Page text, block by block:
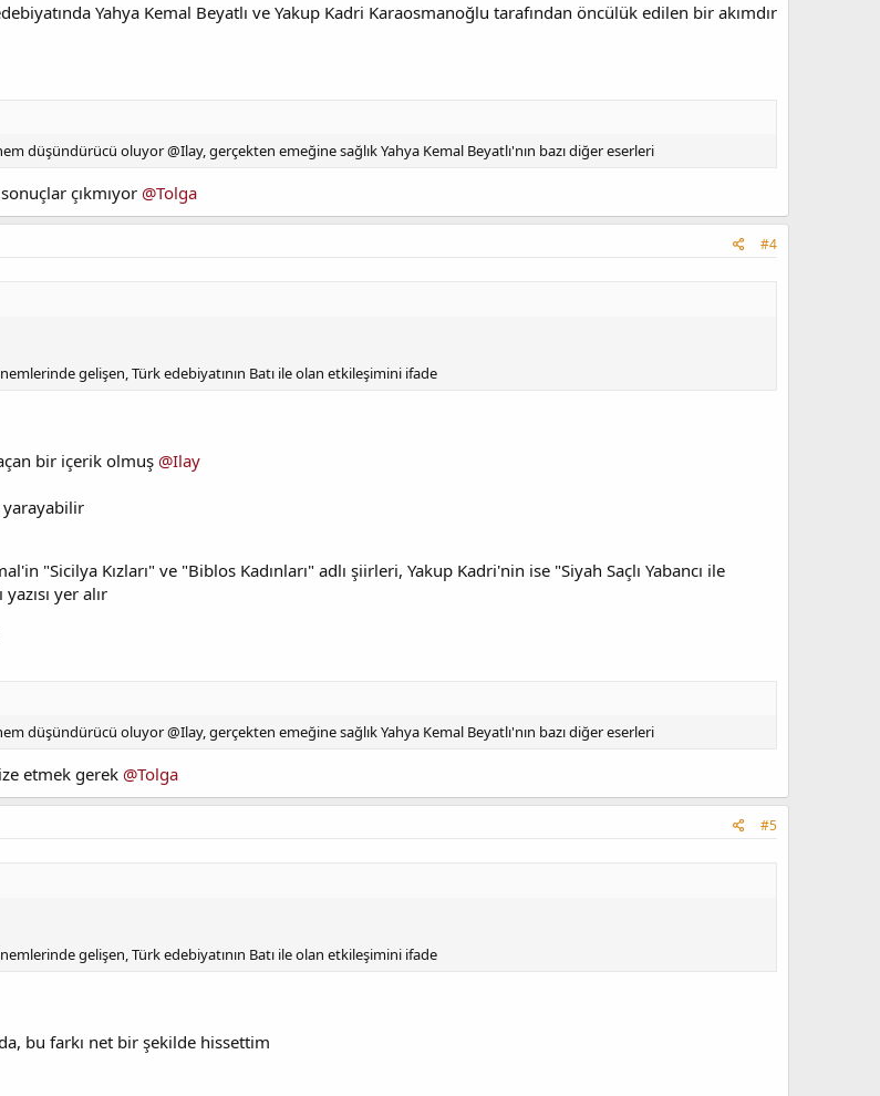
Yahya Kemal Beyatlı ve Yakup Kadri Karaosmanoğlu tarafından öncülük edilen bir akımdır
düşündürücü oluyor @Ilay, gerçekten emeğine sağlık Yahya Kemal Beyatlı'nın bazı diğer eserleri
çıkmıyor @Tolga
#4
gelişen, Türk edebiyatının Batı ile olan etkileşimini ifade
bir içerik olmuş @Ilay
yarayabilir
"Sicilya Kızları" ve "Biblos Kadınları" adlı şiirleri, Yakup Kadri'nin ise "Siyah Saçlı Yabancı ile
yer alır
düşündürücü oluyor @Ilay, gerçekten emeğine sağlık Yahya Kemal Beyatlı'nın bazı diğer eserleri
etmek gerek @Tolga
#5
gelişen, Türk edebiyatının Batı ile olan etkileşimini ifade
bu farkı net bir şekilde hissettim